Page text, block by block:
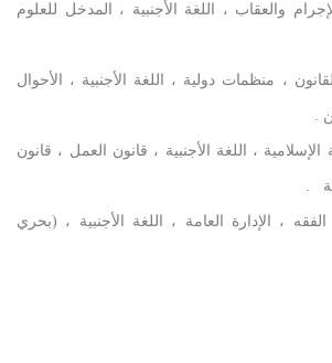
والعقاب ، اللغة الأجنبية ، المدخل للعلوم
، منظمات دولية ، اللغة الأجنبية ، الأحوال
.
الإسلامية ، اللغة الأجنبية ، قانون العمل ، قانون
.
، الإدارة العامة ، اللغة الأجنبية ، (بحري